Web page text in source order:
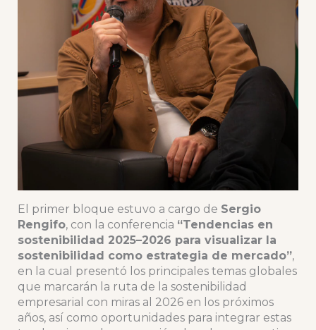
El primer bloque estuvo a cargo de Sergio
Rengifo, con la conferencia “Tendencias en
sostenibilidad 2025–2026 para visualizar la
sostenibilidad como estrategia de mercado”,
en la cual presentó los principales temas globales
que marcarán la ruta de la sostenibilidad
empresarial con miras al 2026 en los próximos
años, así como oportunidades para integrar estas